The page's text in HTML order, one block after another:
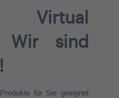
Virtual
Wir sind
für Sie geeignet